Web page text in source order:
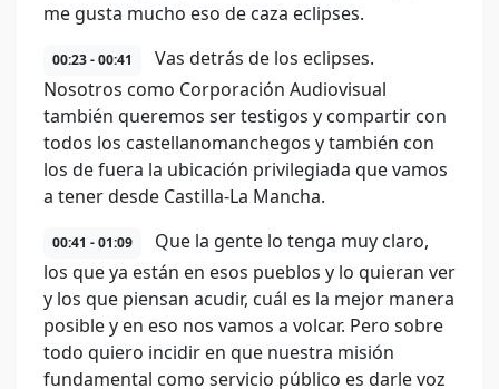
me gusta mucho eso de caza eclipses.
00:23 - 00:41
Vas detrás de los eclipses.
Nosotros como Corporación Audiovisual
también queremos ser testigos y compartir con
todos los castellanomanchegos y también con
los de fuera la ubicación privilegiada que vamos
a tener desde Castilla-La Mancha.
00:41 - 01:09
Que la gente lo tenga muy claro,
los que ya están en esos pueblos y lo quieran ver
y los que piensan acudir, cuál es la mejor manera
posible y en eso nos vamos a volcar. Pero sobre
todo quiero incidir en que nuestra misión
fundamental como servicio público es darle voz